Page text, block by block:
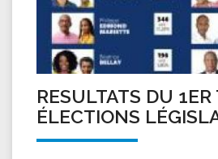
RESULTATS DU 1ER
ÉLECTIONS